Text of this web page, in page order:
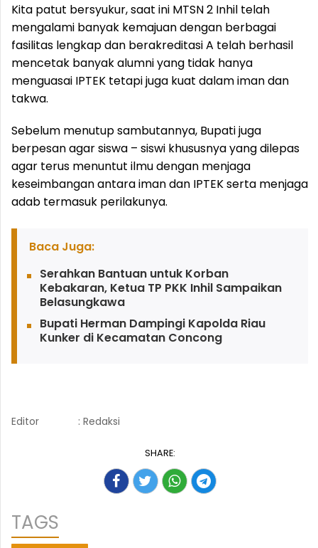
Kita patut bersyukur, saat ini MTSN 2 Inhil telah
mengalami banyak kemajuan dengan berbagai
fasilitas lengkap dan berakreditasi A telah berhasil
mencetak banyak alumni yang tidak hanya
menguasai IPTEK tetapi juga kuat dalam iman dan
takwa.
Sebelum menutup sambutannya, Bupati juga
berpesan agar siswa – siswi khususnya yang dilepas
agar terus menuntut ilmu dengan menjaga
keseimbangan antara iman dan IPTEK serta menjaga
adab termasuk perilakunya.
Baca Juga:
Serahkan Bantuan untuk Korban
Kebakaran, Ketua TP PKK Inhil Sampaikan
Belasungkawa
Bupati Herman Dampingi Kapolda Riau
Kunker di Kecamatan Concong
Editor : Redaksi
SHARE:
TAGS